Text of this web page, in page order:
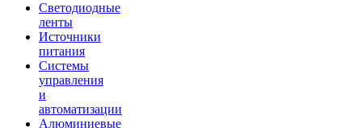
Светодиодные
ленты
Источники
питания
Системы
управления
и
автоматизации
Алюминиевые